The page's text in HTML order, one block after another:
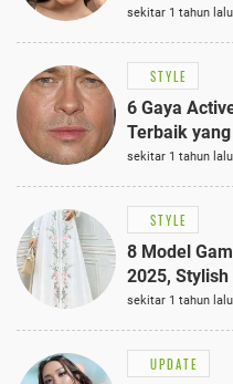
sekitar 1 tahun lalu
STYLE
6 Gaya
Terbaik
sekitar 1 tahun lalu
STYLE
8 Model
2025,
Semi-Formal
sekitar 1 tahun lalu
UPDATE